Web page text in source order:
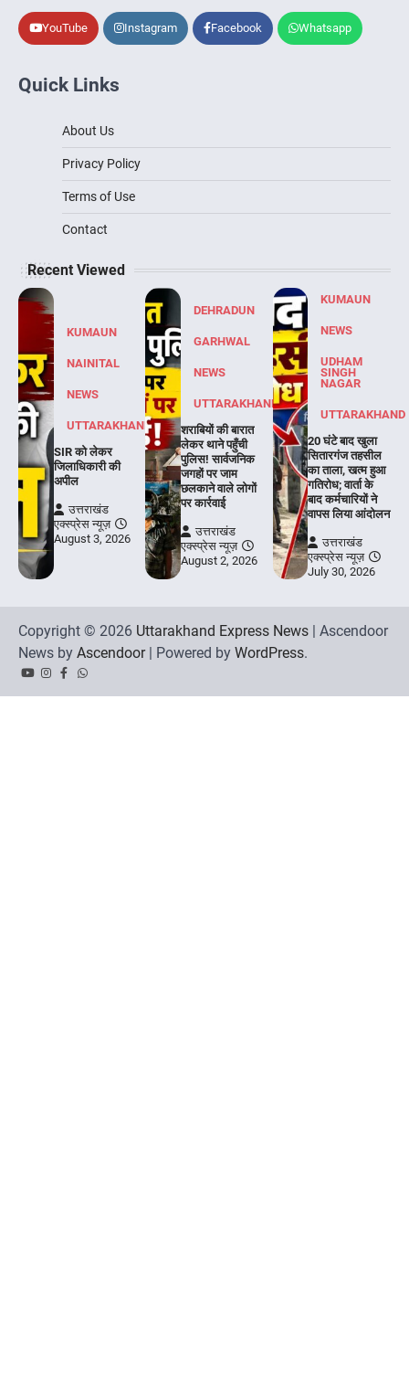
YouTube Instagram Facebook Whatsapp
Quick Links
About Us
Privacy Policy
Terms of Use
Contact
Recent Viewed
KUMAUN
NAINITAL
NEWS
UTTARAKHAND
SIR को लेकर
जिलाधिकारी की
अपील
उत्तराखंड
एक्स्प्रेस न्यूज़
August 3, 2026
DEHRADUN
GARHWAL
NEWS
UTTARAKHAND
शराबियों की बारात
लेकर थाने पहुँची
पुलिस! सार्वजनिक
जगहों पर जाम
छलकाने वाले लोगों
पर कार्रवाई
उत्तराखंड
एक्स्प्रेस न्यूज़
August 2, 2026
KUMAUN
NEWS
UDHAM
SINGH
NAGAR
UTTARAKHAND
20 घंटे बाद खुला
सितारगंज तहसील
का ताला, खत्म हुआ
गतिरोध; वार्ता के
बाद कर्मचारियों ने
वापस लिया आंदोलन
उत्तराखंड
एक्स्प्रेस न्यूज़
July 30, 2026
Copyright © 2026 Uttarakhand Express News | Ascendoor
News by Ascendoor| Powered by WordPress.
YouTubeInstagram
Facebook
Whatsapp